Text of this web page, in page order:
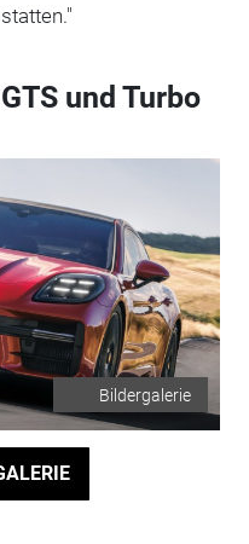
und Turbo
Bildergalerie